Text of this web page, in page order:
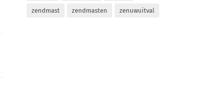
zendmast zendmasten zenuwuitval